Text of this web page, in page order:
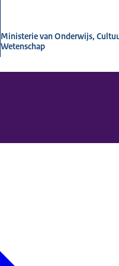
Ministerie van Onderwijs,
Wetenschap